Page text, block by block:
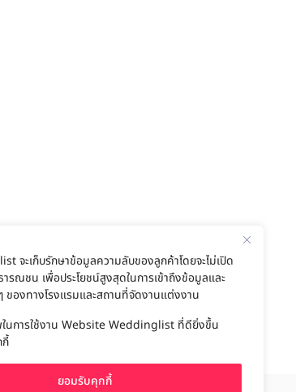
จะเก็บรักษาข้อมูลความลับของลูกค้าโดยจะไม่เปิด
รณชน เพื่อประโยชน์สูงสุดในการเข้าถึงข้อมูลและ
องทางโรงแรมและสถานที่จัดงานแต่งงาน
ในการใช้งาน Website Weddinglist ที่ดียิ่งขึ้น
ยอมรับคุกกี้